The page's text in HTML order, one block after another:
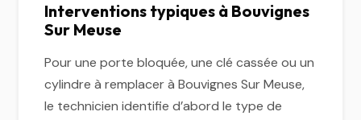
Interventions typiques à Bouvignes
Sur Meuse
Pour une porte bloquée, une clé cassée ou un
cylindre à remplacer à Bouvignes Sur Meuse,
le technicien identifie d’abord le type de